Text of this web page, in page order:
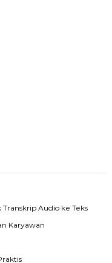
Audio ke Teks
Karyawan